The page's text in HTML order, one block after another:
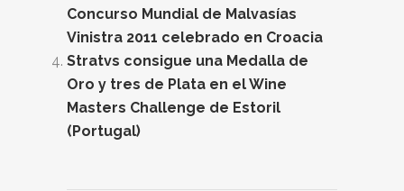
Concurso Mundial de Malvasías
Vinistra 2011 celebrado en Croacia
Stratvs consigue una Medalla de
Oro y tres de Plata en el Wine
Masters Challenge de Estoril
(Portugal)